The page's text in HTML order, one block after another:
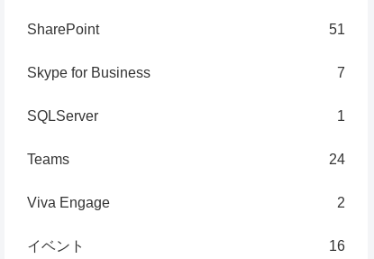
SharePoint 51
Skype for Business 7
SQLServer 1
Teams 24
Viva Engage 2
イベント 16